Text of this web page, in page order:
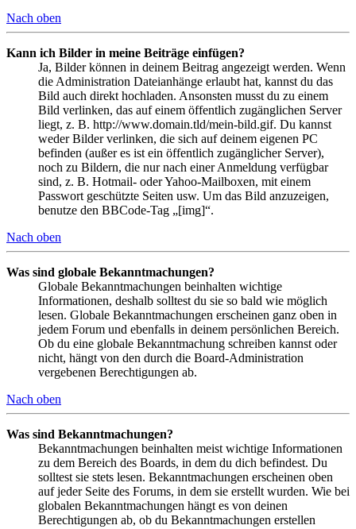
Nach oben
Kann ich Bilder in meine Beiträge einfügen?
Ja, Bilder können in deinem Beitrag angezeigt werden. Wenn
die Administration Dateianhänge erlaubt hat, kannst du das
Bild auch direkt hochladen. Ansonsten musst du zu einem
Bild verlinken, das auf einem öffentlich zugänglichen Server
liegt, z. B. http://www.domain.tld/mein-bild.gif. Du kannst
weder Bilder verlinken, die sich auf deinem eigenen PC
befinden (außer es ist ein öffentlich zugänglicher Server),
noch zu Bildern, die nur nach einer Anmeldung verfügbar
sind, z. B. Hotmail- oder Yahoo-Mailboxen, mit einem
Passwort geschützte Seiten usw. Um das Bild anzuzeigen,
benutze den BBCode-Tag „[img]“.
Nach oben
Was sind globale Bekanntmachungen?
Globale Bekanntmachungen beinhalten wichtige
Informationen, deshalb solltest du sie so bald wie möglich
lesen. Globale Bekanntmachungen erscheinen ganz oben in
jedem Forum und ebenfalls in deinem persönlichen Bereich.
Ob du eine globale Bekanntmachung schreiben kannst oder
nicht, hängt von den durch die Board-Administration
vergebenen Berechtigungen ab.
Nach oben
Was sind Bekanntmachungen?
Bekanntmachungen beinhalten meist wichtige Informationen
zu dem Bereich des Boards, in dem du dich befindest. Du
solltest sie stets lesen. Bekanntmachungen erscheinen oben
auf jeder Seite des Forums, in dem sie erstellt wurden. Wie bei
globalen Bekanntmachungen hängt es von deinen
Berechtigungen ab, ob du Bekanntmachungen erstellen